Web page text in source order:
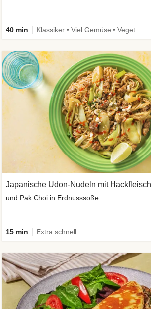
Japanische Udon-Nudeln mit Hackfleisch
und Pak Choi in Erdnusssoße
15 min Extra schnell
40 min